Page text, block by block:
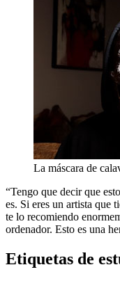
La máscara de
“Tengo que decir que
es. Si eres un artista que
te lo recomiendo
ordenador. Esto es una
Etiquetas de